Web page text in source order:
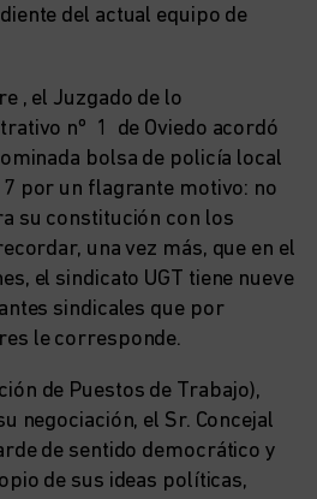
del actual equipo de
, el Juzgado de lo
nº 1 de Oviedo acordó
bolsa de policía local
por un flagrante motivo: no
su constitución con los
una vez más, que en el
el sindicato UGT tiene nueve
sindicales que por
le corresponde.
de Puestos de Trabajo),
negociación, el Sr. Concejal
de sentido democrático y
de sus ideas políticas,